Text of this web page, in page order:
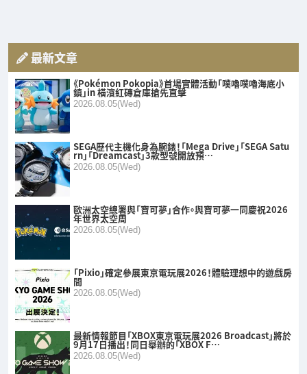
最新文章
《Pokémon Pokopia》首場實體活動「噗嚕噗嚕海底小
鎮」in 橫濱紅磚倉庫搶先直擊
2026.08.05(Wed)
SEGA歷代主機化身為腕錶！「Mega Drive」「SEGA Satu
rn」「Dreamcast」3款型號開放預…
2026.08.05(Wed)
歐洲太空總署與「寶可夢」合作。與寶可夢一同慶祝2026
年世界太空周
2026.08.05(Wed)
「Pixio」確定參展東京電玩展2026！體驗理想中的遊戲房
間
2026.08.05(Wed)
最新情報節目「XBOX東京電玩展2026 Broadcast」將於
9月17日播出！同日舉辦的「XBOX F…
2026.08.05(Wed)